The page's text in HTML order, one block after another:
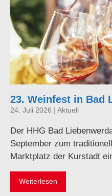
23. Weinfest in Bad
24. Juli 2026 Aktuell
Der HHG Bad
September zum
Marktplatz der Kurstadt
Weiterlesen